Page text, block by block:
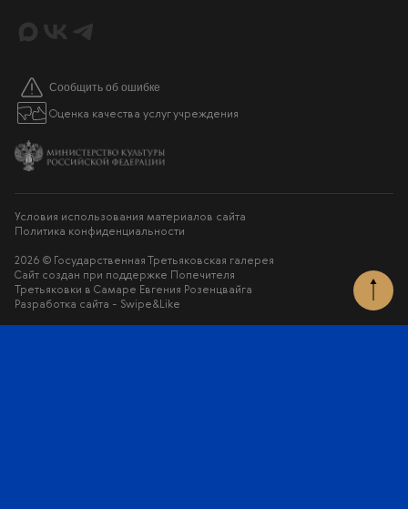
Сообщить об ошибке
Оценка качества услуг учреждения
Условия использования материалов сайта
Политика конфиденциальности
2026 © Государственная Третьяковская галерея
Сайт создан при поддержке Попечителя
Третьяковки в Самаре Евгения Розенцвайга
Разработка сайта - Swipe&Like